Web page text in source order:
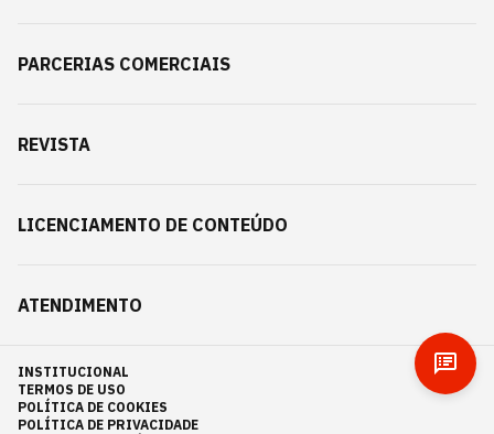
PARCERIAS COMERCIAIS
REVISTA
LICENCIAMENTO DE CONTEÚDO
ATENDIMENTO
INSTITUCIONAL
TERMOS DE USO
POLÍTICA DE COOKIES
POLÍTICA DE PRIVACIDADE